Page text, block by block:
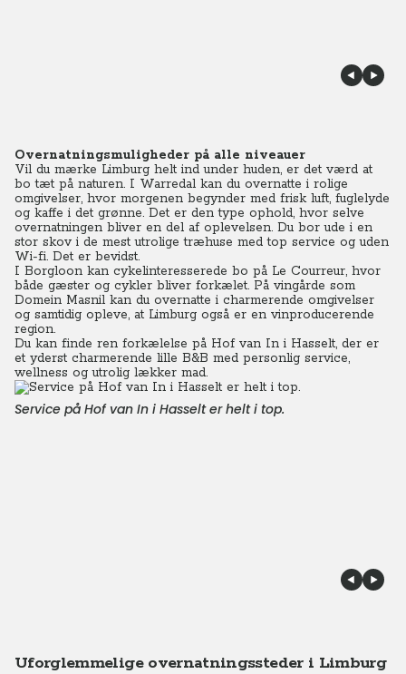
Overnatningsmuligheder på alle niveauer
Vil du mærke Limburg helt ind under huden, er det værd at
bo tæt på naturen. I Warredal kan du overnatte i rolige
omgivelser, hvor morgenen begynder med frisk luft, fuglelyde
og kaffe i det grønne. Det er den type ophold, hvor selve
overnatningen bliver en del af oplevelsen. Du bor ude i en
stor skov i de mest utrolige træhuse med top service og uden
Wi-fi. Det er bevidst.
I Borgloon kan cykelinteresserede bo på Le Courreur, hvor
både gæster og cykler bliver forkælet. På vingårde som
Domein Masnil kan du overnatte i charmerende omgivelser
og samtidig opleve, at Limburg også er en vinproducerende
region.
Du kan finde ren forkælelse på Hof van In i Hasselt, der er
et yderst charmerende lille B&B med personlig service,
wellness og utrolig lækker mad.
Service på Hof van In i Hasselt er helt i top.
Uforglemmelige overnatningssteder i Limburg